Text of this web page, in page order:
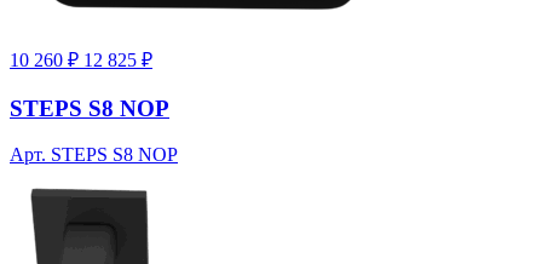
10 260 ₽ 12 825 ₽
STEPS S8 NOP
Арт. STEPS S8 NOP